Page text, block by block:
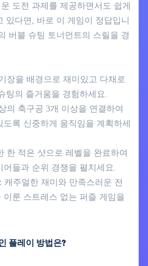
도전 과제를 제공하면서도 쉽게
있다면, 바로 이 게임이 정답입니
버블 슈팅 토너먼트의 스릴을 경
장을 배경으로 재미있고 다채로
팅의 즐거움을 경험하세요.
의 축구공 3개 이상을 연결하여
록 신중하게 움직임을 계획하세
한 적은 샷으로 레벨을 완료하여
들과 순위 경쟁을 펼치세요.
캐주얼한 재미와 만족스러운 전
룬 스트레스 없는 퍼즐 게임을
플레이 방법은?